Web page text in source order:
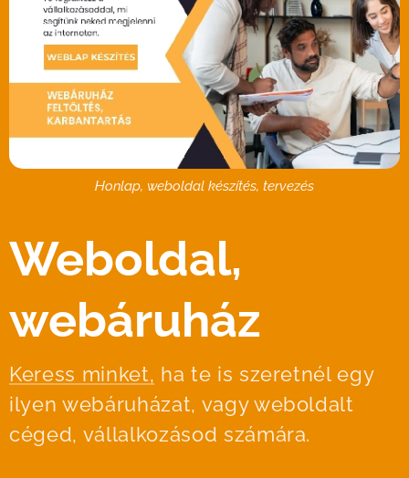
Honlap, weboldal készítés, tervezés
Weboldal,
webáruház
Keress minket, ha te is szeretnél egy
ilyen webáruházat, vagy weboldalt
céged, vállalkozásod számára.